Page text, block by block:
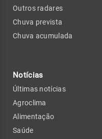
Outros radares
Chuva prevista
Chuva acumulada
Notícias
Últimas notícias
Agroclima
Alimentação
Saúde